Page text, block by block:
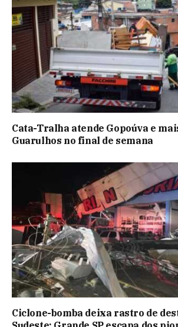
Cata-Tralha atende Gopoúva e
Guarulhos no final de semana
Ciclone-bomba deixa rastro de